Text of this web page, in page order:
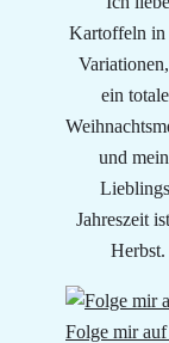
Kartoffeln in
ein
und
Jahreszeit
Herbst.
Folge mir auf